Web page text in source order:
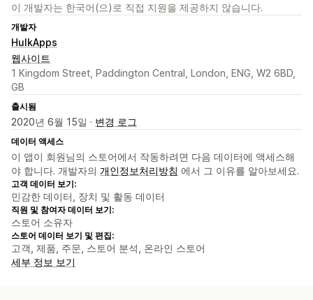
이 개발자는 한국어(으)로 직접 지원을 제공하지 않습니다.
개발자
HulkApps
웹사이트
1 Kingdom Street, Paddington Central, London, ENG, W2 6BD,
GB
출시됨
2020년 6월 15일 · 변경 로그
데이터 액세스
이 앱이 회원님의 스토어에서 작동하려면 다음 데이터에 액세스해
야 합니다. 개발자의 개인정보처리방침 에서 그 이유를 알아보세요.
고객 데이터 보기:
민감한 데이터, 장치 및 활동 데이터
직원 및 참여자 데이터 보기:
스토어 소유자
스토어 데이터 보기 및 편집:
고객, 제품, 주문, 스토어 분석, 온라인 스토어
세부 정보 보기